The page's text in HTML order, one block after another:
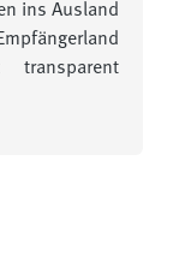
ins Ausland